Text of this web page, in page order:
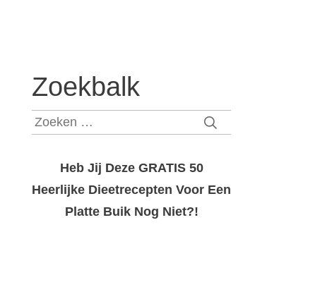
Zoekbalk
Zoeken
Heb Jij Deze GRATIS 50
Heerlijke Dieetrecepten Voor Een
Platte Buik Nog Niet?!